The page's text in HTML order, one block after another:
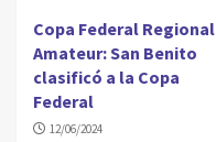
Copa Federal Regional
Amateur: San Benito
clasificó a la Copa
Federal
12/06/2024